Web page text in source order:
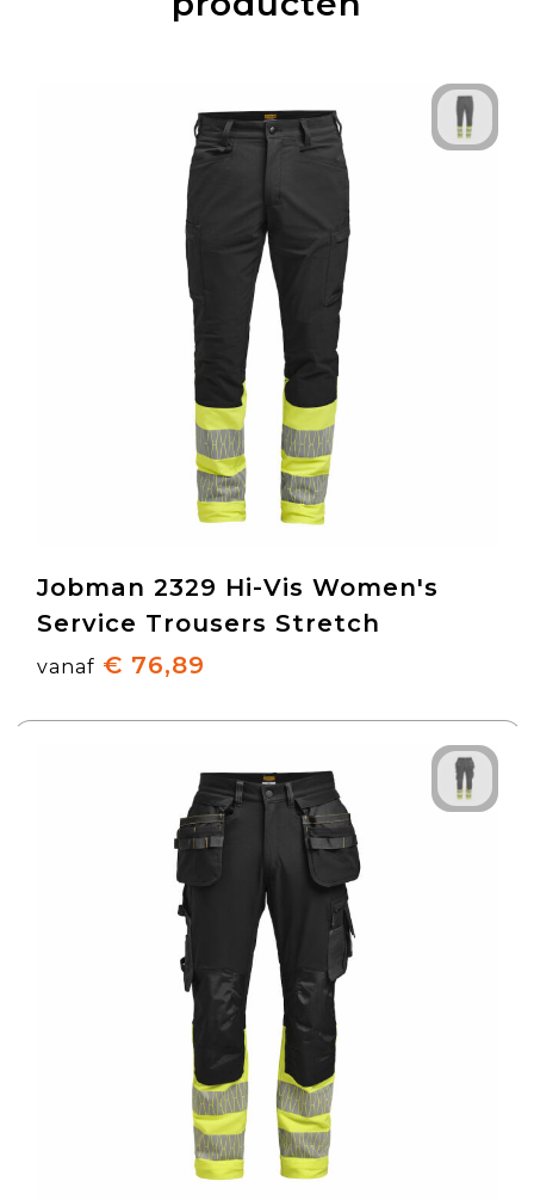
Jobman 2329 Hi-Vis Women's
Service Trousers Stretch
vanaf € 76,89